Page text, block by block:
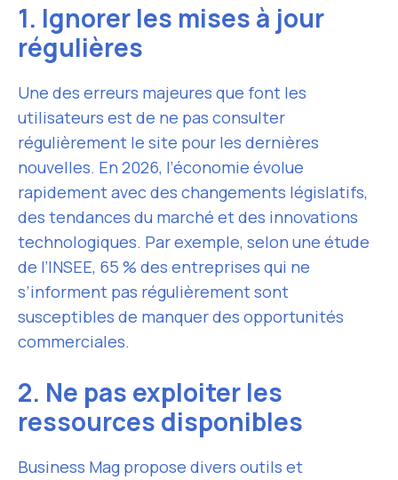
1. Ignorer les mises à jour
régulières
Une des erreurs majeures que font les
utilisateurs est de ne pas consulter
régulièrement le site pour les dernières
nouvelles. En 2026, l’économie évolue
rapidement avec des changements législatifs,
des tendances du marché et des innovations
technologiques. Par exemple, selon une étude
de l’INSEE, 65 % des entreprises qui ne
s’informent pas régulièrement sont
susceptibles de manquer des opportunités
commerciales.
2. Ne pas exploiter les
ressources disponibles
Business Mag propose divers outils et